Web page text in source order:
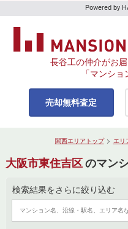
Powered by
長谷工の仲介がお
「マンショ
売却無料査定
関西エリアトップ エリ
大阪市東住吉区 のマン
検索結果をさらに絞り込む